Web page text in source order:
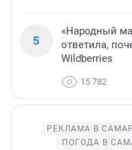
5
«Народный
ответила,
Wildberries
15 782
РЕКЛАМА В
ПОГОДА В